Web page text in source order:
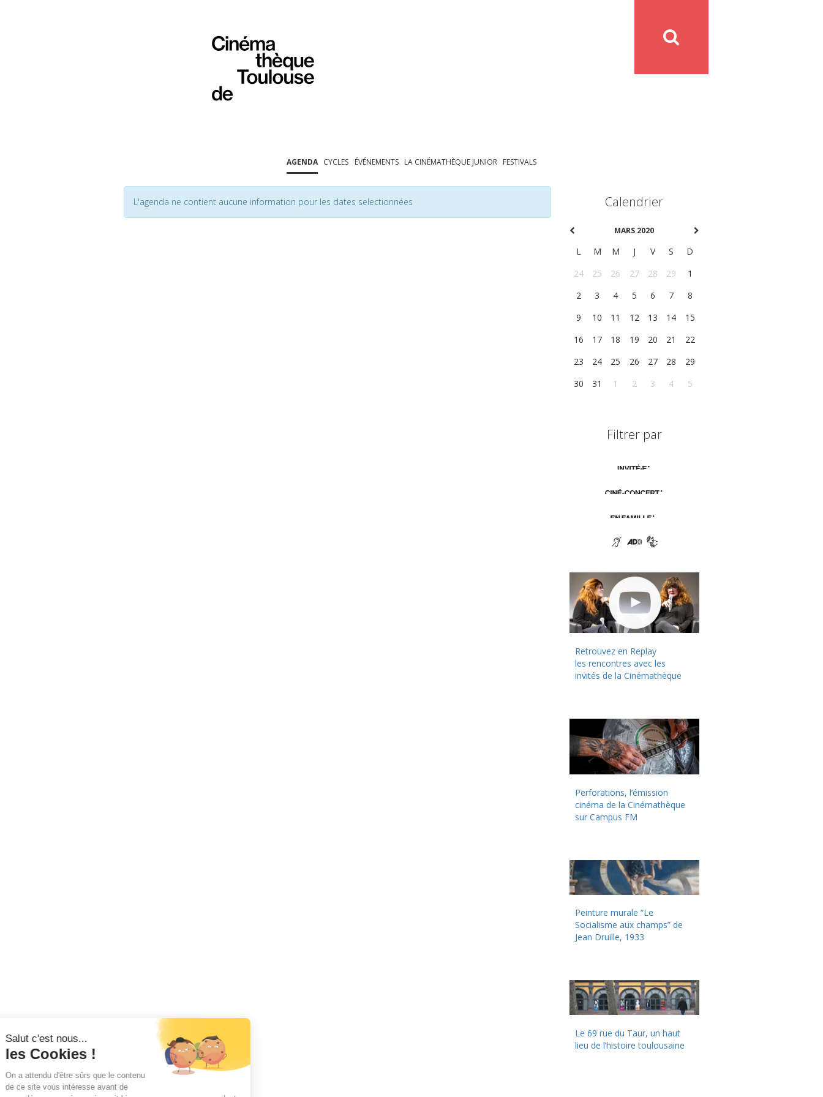
AGENDA CYCLES ÉVÉNEMENTS LA CINÉMATHÈQUE JUNIOR FESTIVALS
L'agenda ne contient aucune information pour les dates selectionnées Calendrier
MARS 2020
L M M J V S
D
24
25 26 27 28 29
1
2
3 4 5 6 7
8
9
10 11 12 13 14
15
16
17 18 19 20 21
22
23
24 25 26 27 28
29
30
31 1 2 3 4 5
Filtrer par
Retrouvez en Replay
les rencontres avec les
invités de la Cinémathèque
Perforations, l’émission
cinéma de la Cinémathèque
sur Campus FM
Peinture murale “Le
Socialisme aux champs” de
Jean Druille, 1933
Le 69 rue du Taur, un haut
lieu de l’histoire toulousaine